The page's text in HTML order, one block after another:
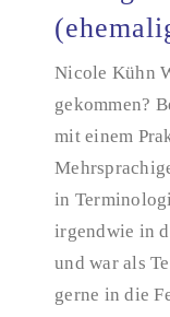
7 Fragen an
Nicole Kühn
gekommen?
mit einem
in
irgendwie in
und war als
gerne in die